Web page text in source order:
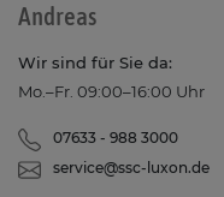
Andreas
Wir sind für Sie da:
Mo.–Fr. 09:00–16:00 Uhr
07633 - 988 3000
service@ssc-luxon.de